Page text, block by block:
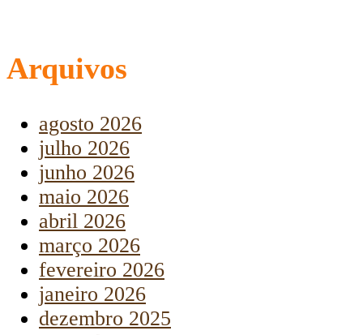
Arquivos
agosto 2026
julho 2026
junho 2026
maio 2026
abril 2026
março 2026
fevereiro 2026
janeiro 2026
dezembro 2025